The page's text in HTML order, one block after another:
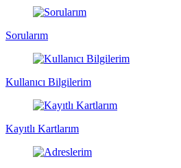
Sorularım
Kullanıcı Bilgilerim
Kayıtlı Kartlarım